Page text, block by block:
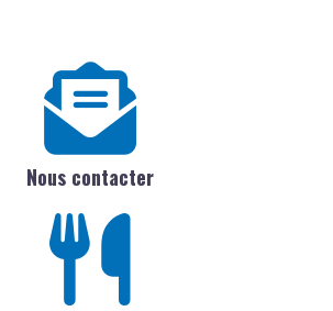
Nous contacter